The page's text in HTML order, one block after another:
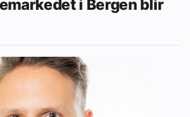
i Bergen blir